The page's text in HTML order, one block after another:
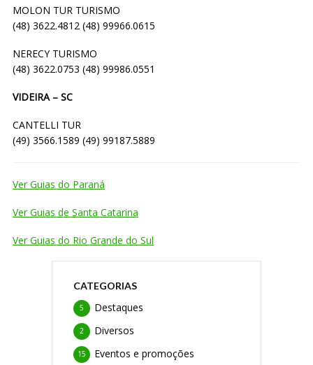
MOLON TUR TURISMO
(48) 3622.4812 (48) 99966.0615
NERECY TURISMO
(48) 3622.0753 (48) 99986.0551
VIDEIRA – SC
CANTELLI TUR
(49) 3566.1589 (49) 99187.5889
Ver Guias do Paraná
Ver Guias de Santa Catarina
Ver Guias do Rio Grande do Sul
CATEGORIAS
Destaques
5
Diversos
2
Eventos e promoções
15